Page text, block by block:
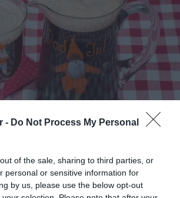
- Do Not Process My Personal
of the sale, sharing to third parties, or
personal or sensitive information for
by us, please use the below opt-out
starkvin som Portvin eller
ger en god sötma och fyllig